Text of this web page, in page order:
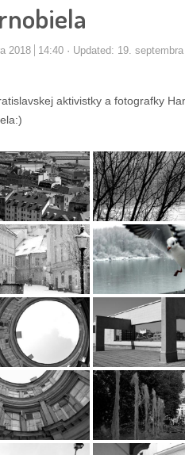
2018 14:40 Updated: 19.
aktivistky a fotografky